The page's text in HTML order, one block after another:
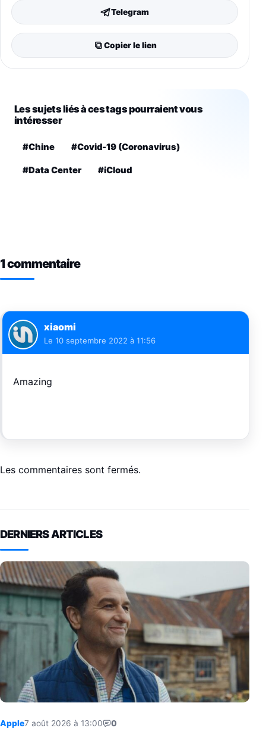
Telegram
Copier le lien
Les sujets liés à ces tags pourraient vous
intéresser
#Chine #Covid-19 (Coronavirus)
#Data Center #iCloud
1 commentaire
xiaomi
Le 10 septembre 2022 à 11:56
Amazing
Les commentaires sont fermés.
DERNIERS ARTICLES
Apple7 août 2026 à 13:00 0